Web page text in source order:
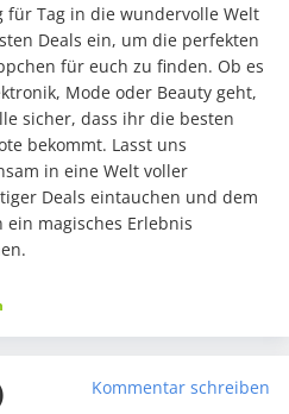
für Tag in die wundervolle Welt
Deals ein, um die perfekten
für euch zu finden. Ob es
Mode oder Beauty geht,
sicher, dass ihr die besten
bekommt. Lasst uns
in eine Welt voller
Deals eintauchen und dem
ein magisches Erlebnis
Kommentar schreiben